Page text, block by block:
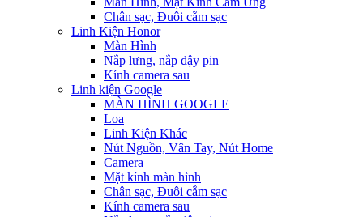
Chân sạc, Đuôi cắm sạc
Linh Kiện Honor
Màn Hình
Nắp lưng, nắp đậy pin
Kính camera sau
Linh kiện Google
MÀN HÌNH GOOGLE
Loa
Linh Kiện Khác
Nút Nguồn, Vân Tay, Nút Home
Camera
Mặt kính màn hình
Chân sạc, Đuôi cắm sạc
Kính camera sau